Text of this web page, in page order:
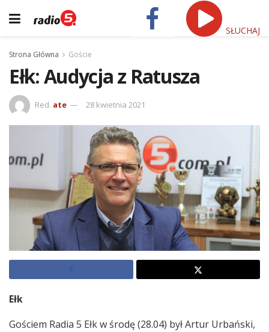
SŁUCHAJ
Strona Główna Goście
Ełk: Audycja z Ratusza
Red. ate 28 kwietnia 2021
Ełk
Gościem Radia 5 Ełk w środę (28.04) był Artur Urbański,